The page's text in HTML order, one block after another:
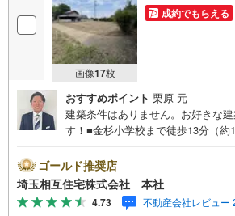
画像17枚
成約でもらえる
おすすめポイント 栗原 元
建築条件はありません。お好きな
す！■金杉小学校まで徒歩13分（約
本社来店専用のキッズスペースを完
ち着いてご相談いただけます。チャ
しております。【住宅ローンに強い
ン・契約サポート】本社在籍の専門
ゴールド推奨店
埼玉相互住宅株式会社 本社
4.73 不動産会社レビュー